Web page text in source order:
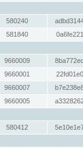
580240
581840
9660009
9660001
9660007
9660005
580412